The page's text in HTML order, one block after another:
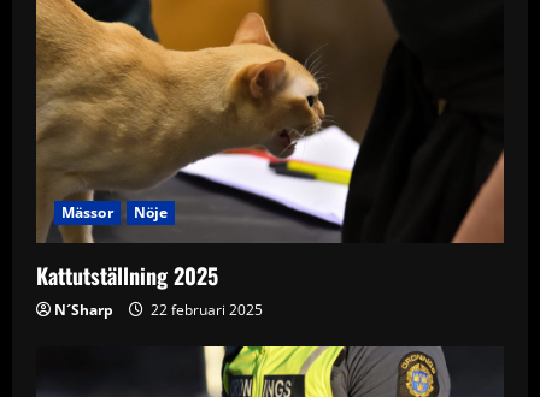
g
a
t
o
n
Mässor Nöje
Kattutställning 2025
N´Sharp 22 februari 2025